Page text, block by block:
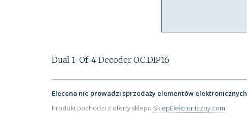
Dual 1-Of-4 Decoder O.C.DIP16
Elecena nie prowadzi sprzedaży elementów elektronicznych
Produkt pochodzi z oferty sklepu SklepElektroniczny.com